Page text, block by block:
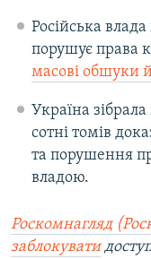
Російська
порушує права
масові обшуки
Україна
сотні томів
та порушення
владою.
Роскомнагляд
заблокувати